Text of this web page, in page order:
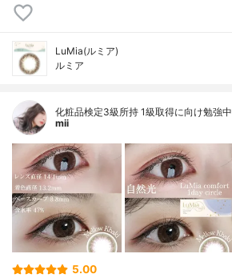
LuMia(ルミア)
ルミア
化粧品検定3級所持 1級取得に向け勉強中
mii
5.00